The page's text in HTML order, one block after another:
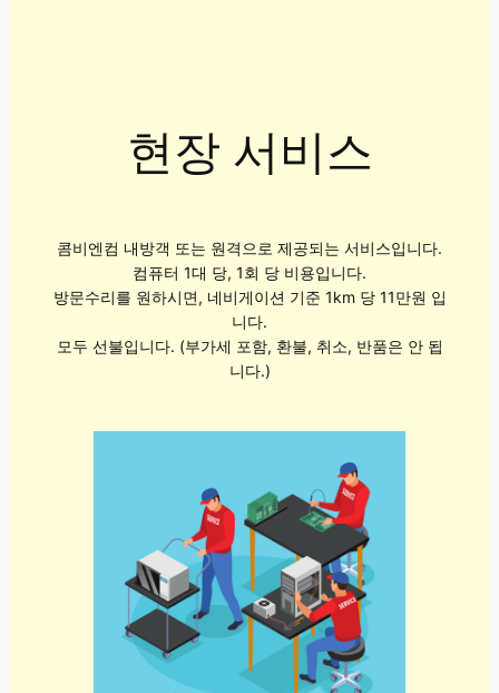
현장 서비스
콤비엔컴 내방객 또는 원격으로 제공되는 서비스입니다.
컴퓨터 1대 당, 1회 당 비용입니다.
방문수리를 원하시면, 네비게이션 기준 1km 당 11만원 입
니다.
모두 선불입니다. (부가세 포함, 환불, 취소, 반품은 안 됩
니다.)